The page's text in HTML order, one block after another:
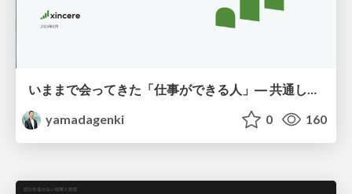
いままで会ってきた「仕事ができる人」― 共通していた5つの特徴とAI時代の活かし方
yamadagenki
0 160